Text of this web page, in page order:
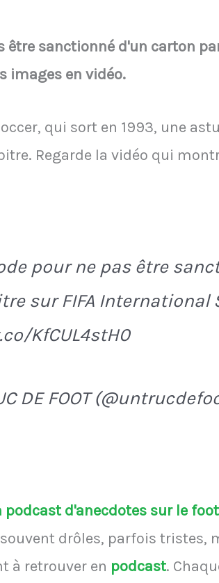
être sanctionné d'un carton
images en vidéo.
qui sort en 1993, une
Regarde la vidéo qui
pour ne pas être
sur FIFA International
KfCUL4stH0
DE FOOT
podcast d'anecdotes sur le
drôles, parfois tristes,
à retrouver en podcast.